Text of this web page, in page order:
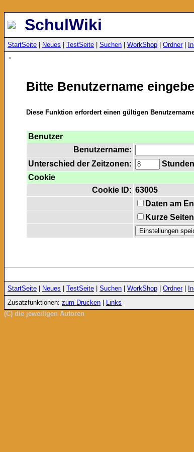
SchulWiki
StartSeite Neues TestSeite Suchen WorkShop Ordner|
»
Bitte Benutzername
Diese Funktion erfordert einen gültigen
Benutzer
Benutzername:
Unterschied der Zeitzonen:
Cookie
Cookie ID: 63005
Daten am
Kurze
StartSeite Neues TestSeite Suchen WorkShop Ordner|
Zusatzfunktionen: zum Drucken
Links
(C) die jeweiligen Autoren